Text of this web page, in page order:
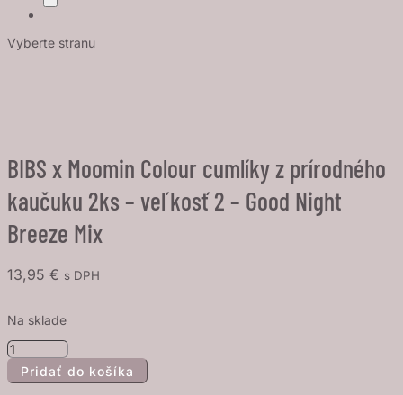
Vyberte stranu
BIBS x Moomin Colour cumlíky z prírodného
kaučuku 2ks – veľkosť 2 – Good Night
Breeze Mix
13,95 € s DPH
Na sklade
množstvo
BIBS
Pridať do košíka